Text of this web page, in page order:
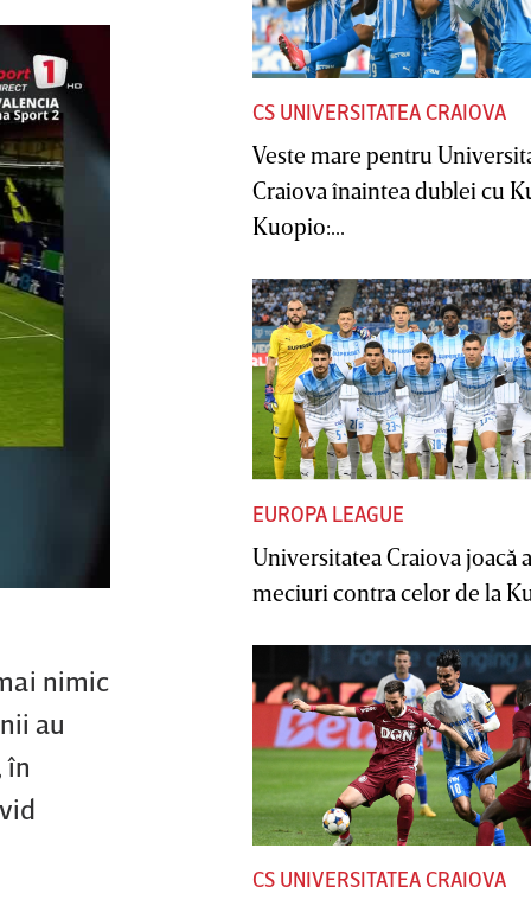
nimic
au
în
CS UNIVERSITATEA CRAIOVA
Veste mare pentru
Craiova înaintea dublei cu
Kuopio:...
EUROPA LEAGUE
Universitatea Craiova joacă
meciuri contra celor de la
CS UNIVERSITATEA CRAIOVA